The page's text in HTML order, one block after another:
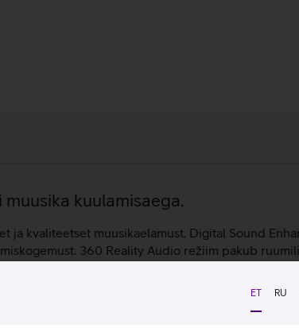
ET RU
kuulamisaega.
kvaliteetset muusikaelamust. Digital Sound
360 Reality Audio režiim pakub
saab kohandada heli vastavalt oma
või luua oma eelseaded, et sobitada
klappe üheaegselt siduda kuni kahe
on IPX4 higi- ja veekindlusega, mistõttu saab